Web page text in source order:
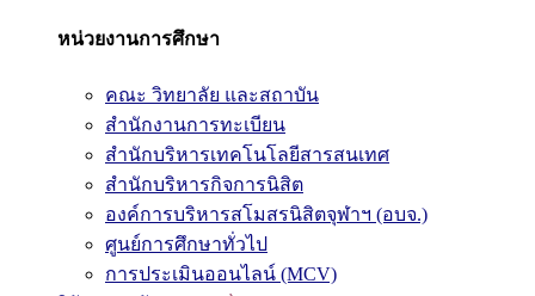
หน่วยงานการศึกษา
คณะ วิทยาลัย และสถาบัน
สำนักงานการทะเบียน
สำนักบริหารเทคโนโลยีสารสนเทศ
สำนักบริหารกิจการนิสิต
องค์การบริหารสโมสรนิสิตจุฬาฯ (อบจ.)
ศูนย์การศึกษาทั่วไป
การประเมินออนไลน์ (MCV)